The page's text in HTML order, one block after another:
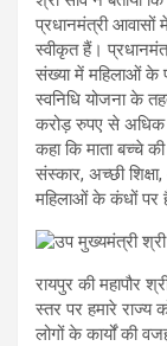
प्रधानमंत्री
स्वीकृत हैं।
संख्या में महिलाओं के
स्वनिधि योजना के
करोड़ रुपए से अधिक
कहा कि माता बच्चे
संस्कार, अच्छी
महिलाओं के कंधों पर
रायपुर की महापौर
स्तर पर हमारे राज्य
लोगों के कार्यों की